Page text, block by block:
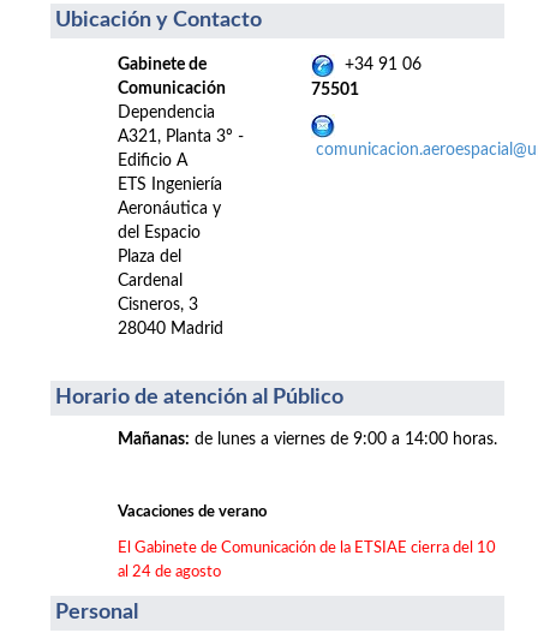
Ubicación y Contacto
Gabinete de
Comunicación
Dependencia
A321, Planta 3º -
Edificio A
ETS Ingeniería
Aeronáutica y
del Espacio
Plaza del
Cardenal
Cisneros, 3
28040 Madrid
+34 91 06
75501
Horario de atención al Público
Mañanas: de lunes a viernes de 9:00 a 14:00 horas.
Vacaciones de verano
El Gabinete de Comunicación de la ETSIAE cierra del 10
al 24 de agosto
Personal